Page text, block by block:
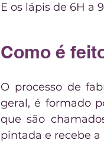
E os lápis de 6H a
Como é
O processo de
geral, é formado
que são
pintada e recebe